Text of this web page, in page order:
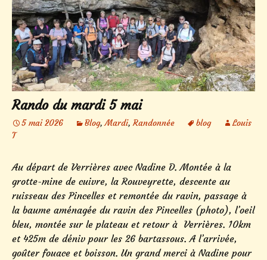
Rando du mardi 5 mai
5 mai 2026 Blog,Mardi,Randonnée blog
Louis
T
Au départ de Verrières avec Nadine D. Montée à la
grotte-mine de cuivre, la Rouveyrette, descente au
ruisseau des Pincelles et remontée du ravin, passage à
la baume aménagée du ravin des Pincelles (photo), l’oeil
bleu, montée sur le plateau et retour à Verrières. 10km
et 425m de déniv pour les 26 bartassous. A l’arrivée,
goûter fouace et boisson. Un grand merci à Nadine pour